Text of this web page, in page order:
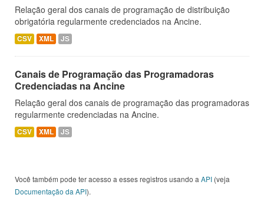
Relação geral dos canais de programação de distribuição
obrigatória regularmente credenciados na Ancine.
CSV XML JS
Canais de Programação das Programadoras
Credenciadas na Ancine
Relação geral dos canais de programação das programadoras
regularmente credenciadas na Ancine.
CSV XML JS
Você também pode ter acesso a esses registros usando a API (veja
Documentação da API).